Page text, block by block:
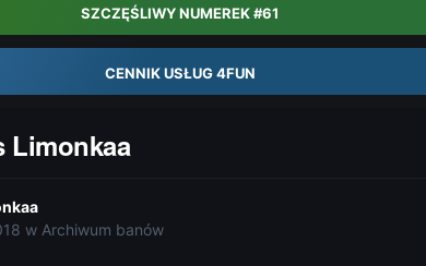
SZCZĘŚLIWY NUMEREK #61
CENNIK USŁUG 4FUN
w Archiwum banów